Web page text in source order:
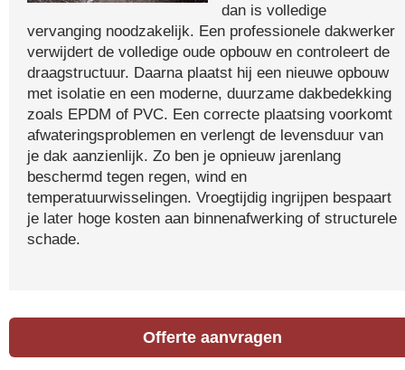
dan is volledige
vervanging noodzakelijk. Een professionele dakwerker
verwijdert de volledige oude opbouw en controleert de
draagstructuur. Daarna plaatst hij een nieuwe opbouw
met isolatie en een moderne, duurzame dakbedekking
zoals EPDM of PVC. Een correcte plaatsing voorkomt
afwateringsproblemen en verlengt de levensduur van
je dak aanzienlijk. Zo ben je opnieuw jarenlang
beschermd tegen regen, wind en
temperatuurwisselingen. Vroegtijdig ingrijpen bespaart
je later hoge kosten aan binnenafwerking of structurele
schade.
Offerte aanvragen